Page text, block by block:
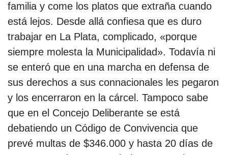
familia y come los platos que extraña cuando
está lejos. Desde allá confiesa que es duro
trabajar en La Plata, complicado, «porque
siempre molesta la Municipalidad». Todavía ni
se enteró que en una marcha en defensa de
sus derechos a sus connacionales les pegaron
y los encerraron en la cárcel. Tampoco sabe
que en el Concejo Deliberante se está
debatiendo un Código de Convivencia que
prevé multas de $346.000 y hasta 20 días de